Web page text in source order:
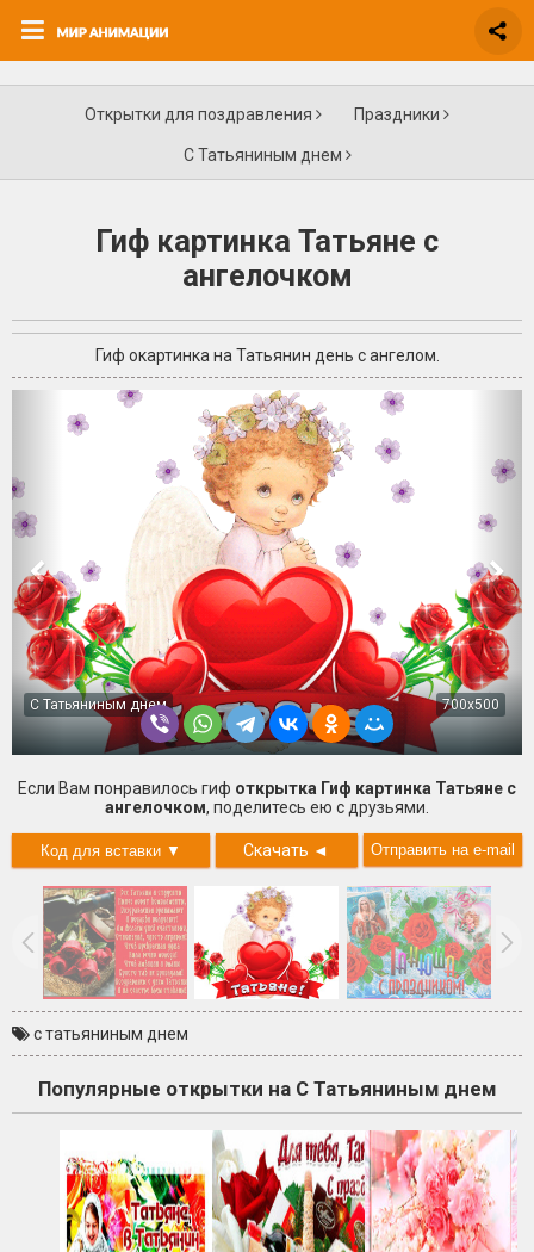
Открытки для поздравления Праздники
С Татьяниным днем
Гиф картинка Татьяне с
ангелочком
Гиф окартинка на Татьянин день с ангелом.
С Татьяниным днем 700x500
Если Вам понравилось гиф открытка Гиф картинка Татьяне с
ангелочком, поделитесь ею с друзьями.
Скачать ◄
с татьяниным днем
Популярные открытки на С Татьяниным днем